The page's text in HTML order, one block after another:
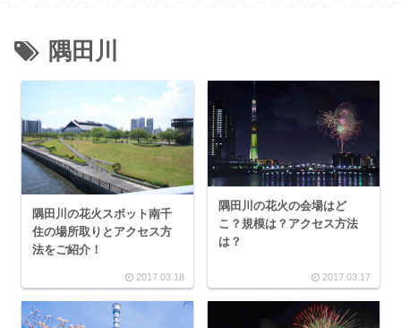
隅田川
隅田川の花火スポット南千
住の場所取りとアクセス方
法をご紹介！
2017.03.18
隅田川の花火の会場はど
こ？規模は？アクセス方法
は？
2017.03.17